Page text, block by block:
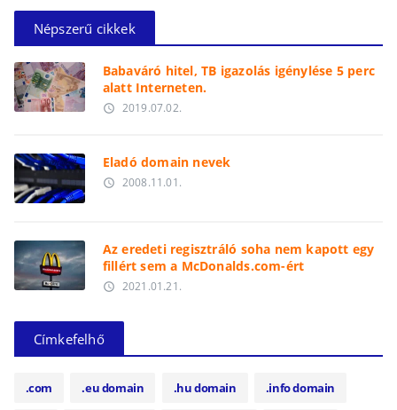
Népszerű cikkek
Babaváró hitel, TB igazolás igénylése 5 perc
alatt Interneten.
access_time 2019.07.02.
Eladó domain nevek
access_time 2008.11.01.
Az eredeti regisztráló soha nem kapott egy
fillért sem a McDonalds.com-ért
access_time 2021.01.21.
Címkefelhő
.com .eu domain .hu domain .info domain